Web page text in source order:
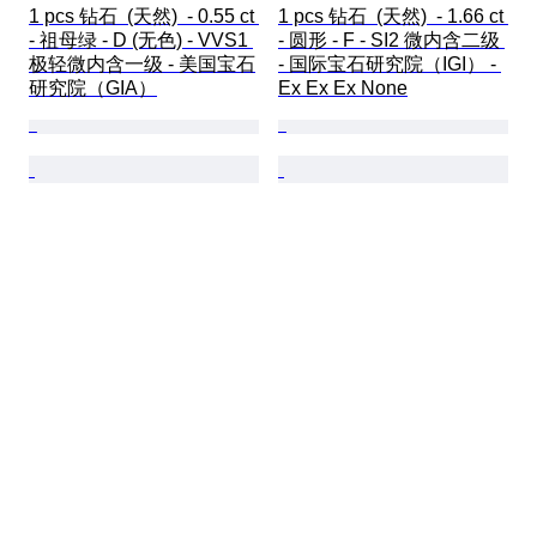
1 pcs 钻石  (天然)  - 0.55 ct
- 祖母绿 - D (无色) - VVS1
极轻微内含一级 - 美国宝石
研究院（GIA）
1 pcs 钻石  (天然)  - 1.66 ct
- 圆形 - F - SI2 微内含二级
- 国际宝石研究院（IGI） -
Ex Ex Ex None